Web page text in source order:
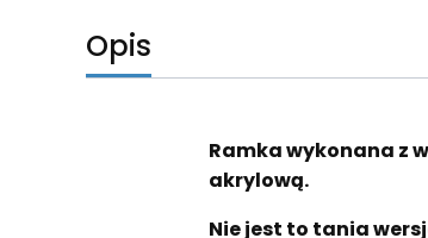
Opis
Ramka wykonana z
akrylową.
Nie jest to tania